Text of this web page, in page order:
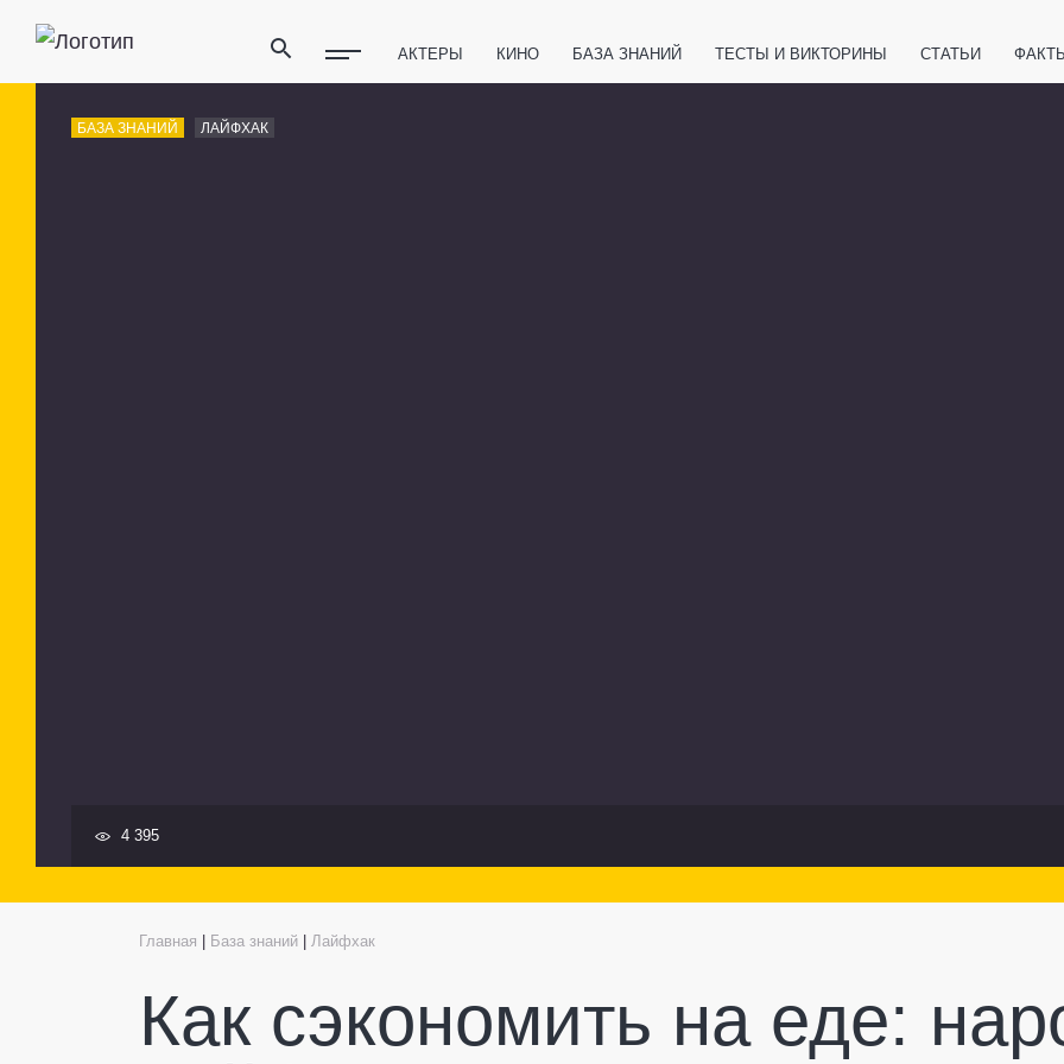
АКТЕРЫ КИНО БАЗА ЗНАНИЙ ТЕСТЫ И ВИКТОРИНЫ СТАТЬИ ФАКТЫ
БАЗА ЗНАНИЙ ЛАЙФХАК
4 395
Главная База знаний Лайфхак
Как сэкономить на еде: